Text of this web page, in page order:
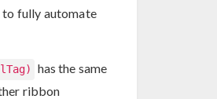
to fully automate
has the same
ribbon